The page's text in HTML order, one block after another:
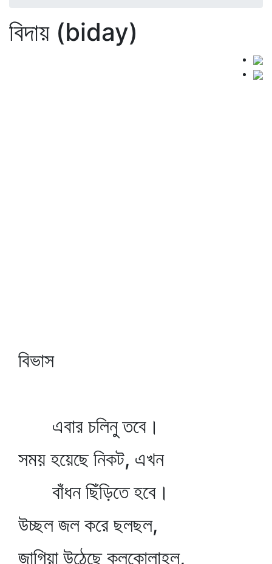
বিদায় (biday)
বিভাস
এবার চলিনু তবে।
সময় হয়েছে নিকট, এখন
বাঁধন ছিঁড়িতে হবে।
উচ্ছল জল করে ছলছল,
জাগিয়া উঠেছে কলকোলাহল,